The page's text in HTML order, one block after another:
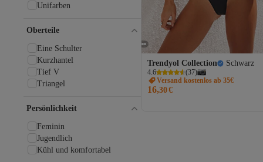
Trendyol Collection Schwarz
4.6 (37)
Versand kostenlos ab 35€
16,30€
Unifarben
Oberteile
Eine Schulter
Kurzhantel
Tief V
Triangel
Persönlichkeit
Feminin
Jugendlich
Kühl und komfortabel